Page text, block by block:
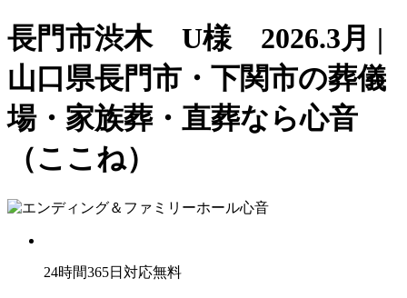
長門市渋木 U様 2026.3月 |
山口県長門市・下関市の葬儀
場・家族葬・直葬なら心音
（ここね）
24時間365日対応無料